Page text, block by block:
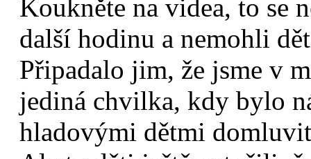
Koukněte na videa, to se
další hodinu a nemohli
Připadalo jim, že jsme v
jediná chvilka, kdy bylo
hladovými dětmi